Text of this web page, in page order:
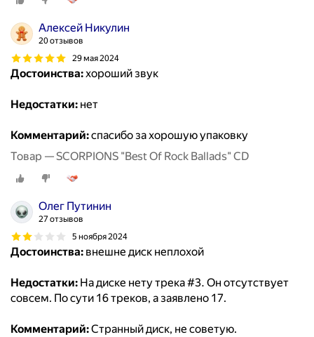
Алексей Никулин
20 отзывов
29 мая 2024
Достоинства:хороший звук
Недостатки: нет
Комментарий:спасибо за хорошую упаковку
Товар — SCORPIONS "Best Of Rock Ballads" CD
Олег Путинин
27 отзывов
5 ноября 2024
Достоинства: внешне диск неплохой
Недостатки: На диске нету трека #3. Он отсутствует
совсем. По сути 16 треков, а заявлено 17.
Комментарий:Странный диск, не советую.